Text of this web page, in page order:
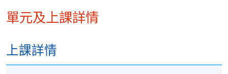
納稅評估管理方法
納稅人、扣繳義務人和稅務代理人的義務和權利
單元及上課詳情
上課詳情